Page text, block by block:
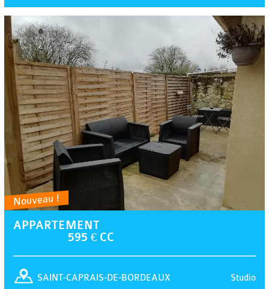
Nouveau !
APPARTEMENT
595 € CC
Studio
SAINT-CAPRAIS-DE-BORDEAUX